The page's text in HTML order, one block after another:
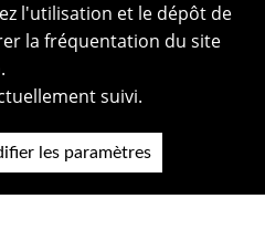
l'utilisation et le dépôt de
la fréquentation du site
suivi.
les paramètres